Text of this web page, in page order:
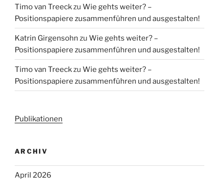
Timo van Treeckzu Wie gehts weiter? –
Positionspapiere zusammenführen und ausgestalten!
Katrin Girgensohn zu Wie gehts weiter? –
Positionspapiere zusammenführen und ausgestalten!
Timo van Treeckzu Wie gehts weiter? –
Positionspapiere zusammenführen und ausgestalten!
Publikationen
ARCHIV
April 2026